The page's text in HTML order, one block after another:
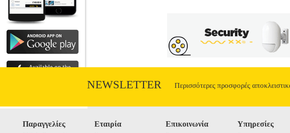
NEWSLETTER Περισσότερες προσφορές
Παραγγελίες Εταιρία Επικοινωνία Υπηρεσίες